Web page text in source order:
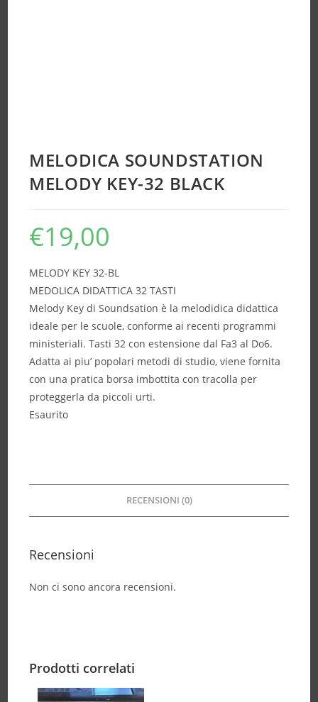
MELODICA SOUNDSTATION
MELODY KEY-32 BLACK
€19,00
MELODY KEY 32-BL
MEDOLICA DIDATTICA 32 TASTI
Melody Key di Soundsation è la melodidica didattica
ideale per le scuole, conforme ai recenti programmi
ministeriali. Tasti 32 con estensione dal Fa3 al Do6.
Adatta ai piu’ popolari metodi di studio, viene fornita
con una pratica borsa imbottita con tracolla per
proteggerla da piccoli urti.
Esaurito
RECENSIONI (0)
Recensioni
Non ci sono ancora recensioni.
Prodotti correlati